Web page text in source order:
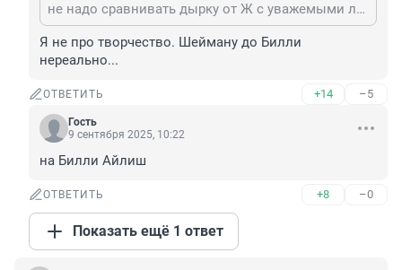
не надо сравнивать дырку от Ж с уважемыми людьми
Я не про творчество. Шейману до Билли
нереально...
ОТВЕТИТЬ +14 –5
Гость
9 сентября 2025, 10:22
на Билли Айлиш
ОТВЕТИТЬ +8 –0
Показать ещё 1 ответ